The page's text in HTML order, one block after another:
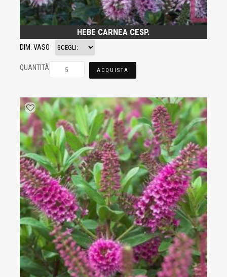
HEBE CARNEA CESP.
DIM. VASO
QUANTITÀ ACQUISTA